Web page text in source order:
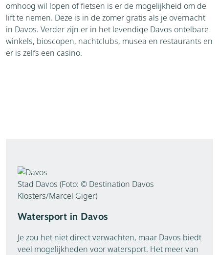
omhoog wil lopen of fietsen is er de mogelijkheid om de
lift te nemen. Deze is in de zomer gratis als je overnacht
in Davos. Verder zijn er in het levendige Davos ontelbare
winkels, bioscopen, nachtclubs, musea en restaurants en
er is zelfs een casino.
Stad Davos (Foto: © Destination Davos
Klosters/Marcel Giger)
Watersport in Davos
Je zou het niet direct verwachten, maar Davos biedt
veel mogelijkheden voor watersport. Het meer van